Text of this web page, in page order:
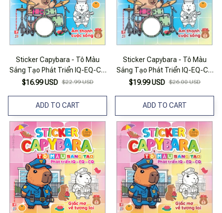
Sticker Capybara - Tô Màu
Sáng Tạo Phát Triển IQ-EQ-CQ
- Âm Thanh Cuộc Sống
$16.99 USD $22.99 USD
ADD TO CART
Sticker Capybara - Tô Màu
Sáng Tạo Phát Triển IQ-EQ-CQ
- Âm Thanh Cuộc Sống
$19.99 USD $26.00 USD
ADD TO CART